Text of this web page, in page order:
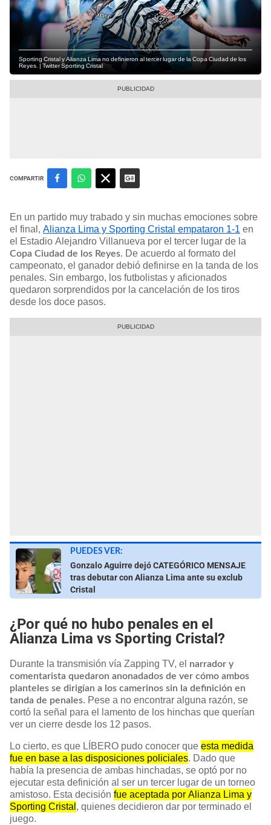
Sporting Cristal y Alianza Lima no definieron al tercer lugar de la Copa Ciudad de los
Reyes. | Twitter Sporting Cristal
COMPARTIR
En un partido muy trabado y sin muchas emociones sobre
el final, Alianza Lima y Sporting Cristal empataron 1-1 en
el Estadio Alejandro Villanueva por el tercer lugar de la
Copa Ciudad de los Reyes. De acuerdo al formato del
campeonato, el ganador debió definirse en la tanda de los
penales. Sin embargo, los futbolistas y aficionados
quedaron sorprendidos por la cancelación de los tiros
desde los doce pasos.
PUEDES VER:
Gonzalo Aguirre dejó CATEGÓRICO MENSAJE
tras debutar con Alianza Lima ante su exclub
Cristal
¿Por qué no hubo penales en el
Alianza Lima vs Sporting Cristal?
Durante la transmisión vía Zapping TV, el narrador y
comentarista quedaron anonadados de ver cómo ambos
planteles se dirigían a los camerinos sin la definición en
tanda de penales. Pese a no encontrar alguna razón, se
cortó la señal para el lamento de los hinchas que querían
ver un cierre desde los 12 pasos.
Lo cierto, es que LÍBERO pudo conocer que esta medida
fue en base a las disposiciones policiales. Dado que
había la presencia de ambas hinchadas, se optó por no
ejecutar esta definición al ser un tercer lugar de un torneo
amistoso. Esta decisión fue aceptada por Alianza Lima y
Sporting Cristal, quienes decidieron dar por terminado el
juego.